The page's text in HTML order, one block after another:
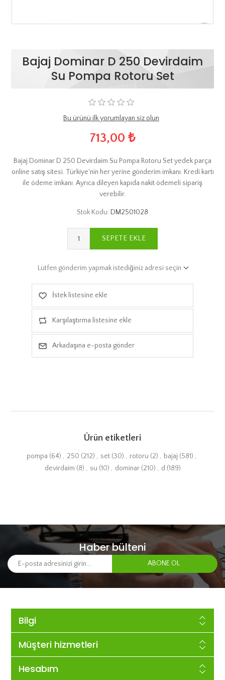
Bajaj Dominar D 250 Devirdaim
Su Pompa Rotoru Set
Bu ürünü ilk yorumlayan siz olun
713,00 ₺
Bajaj Dominar D 250 Devirdaim Su Pompa Rotoru Set yedek parça
online satış sitesi. Türkiye'nin her yerine gönderim imkanı. Kredi kartı
ile ödeme imkanı. Ayrıca dileyen kapıda nakit ödemeli sipariş
verebilir.
Stok Kodu: DM2501028
SEPETE EKLE
Lütfen gönderim yapmak istediğiniz adresi seçin
İstek listesine ekle
Karşılaştırma listesine ekle
Arkadaşına e-posta gönder
Ürün etiketleri
pompa (64) , 250 (212) , set (30) , rotoru (2) , bajaj (581) ,
devirdaim (8) , su (10) , dominar (210) , d (189)
Haber bülteni
Bilgi
Müşteri hizmetleri
Hesabım